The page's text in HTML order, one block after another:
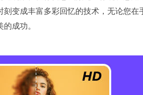
变成丰富多彩回忆的技术，无论您在
成功。